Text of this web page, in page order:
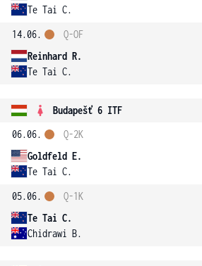
Te Tai C.
14.06.
Reinhard R.
Te Tai C.
Q-OF
Budapešť 6 ITF
06.06.
Goldfeld E.
Te Tai C.
Q-2K
05.06.
Te Tai C.
Chidrawi B.
Q-1K